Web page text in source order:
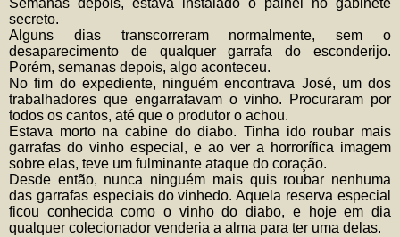
Semanas depois, estava instalado o painel no gabinete
secreto.
Alguns dias transcorreram normalmente, sem o
desaparecimento de qualquer garrafa do esconderijo.
Porém, semanas depois, algo aconteceu.
No fim do expediente, ninguém encontrava José, um dos
trabalhadores que engarrafavam o vinho. Procuraram por
todos os cantos, até que o produtor o achou.
Estava morto na cabine do diabo. Tinha ido roubar mais
garrafas do vinho especial, e ao ver a horrorífica imagem
sobre elas, teve um fulminante ataque do coração.
Desde então, nunca ninguém mais quis roubar nenhuma
das garrafas especiais do vinhedo. Aquela reserva especial
ficou conhecida como o vinho do diabo, e hoje em dia
qualquer colecionador venderia a alma para ter uma delas.